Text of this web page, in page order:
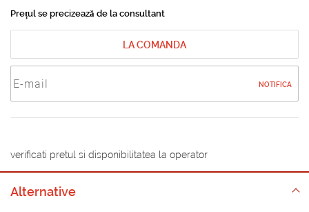
Prețul se precizează de la consultant
LA COMANDA
NOTIFICA
verificati pretul si disponibilitatea la operator
Alternative